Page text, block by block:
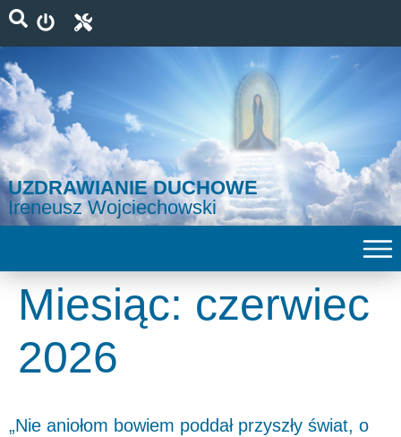
UZDRAWIANIE DUCHOWE
Ireneusz Wojciechowski
Miesiąc: czerwiec
2026
„Nie aniołom bowiem poddał przyszły świat, o